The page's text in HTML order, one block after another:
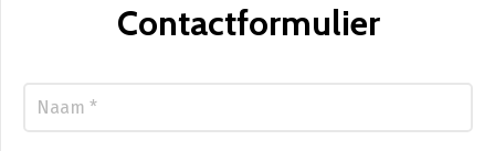
Contactformulier